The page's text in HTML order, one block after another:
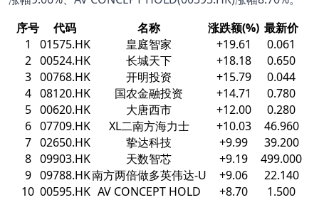
序号
代码 名称 涨跌额(%) 最新价
1
01575.HK 皇庭智家 +19.61
0.061
2 00524.HK 长城天下 +18.18
0.650
3 00768.HK 开明投资 +15.79
0.044
4 08120.HK 国农金融投资 +14.71
0.780
5 00620.HK 大唐西市 +12.00
0.280
6 07709.HK XL二南方海力士 +10.03
46.960
7 02650.HK 挚达科技 +9.99
39.200
8 09903.HK 天数智芯 +9.19
499.000
9 09788.HK南方两倍做多英伟达-U +9.06
22.140
10 00595.HK AV CONCEPT HOLD +8.70 1.500